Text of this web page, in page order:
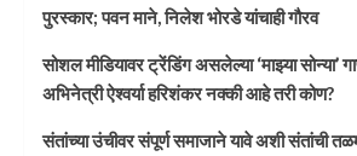
पुरस्कार; पवन माने, निलेश भोरडे यांचाही गौरव
सोशल मीडियावर ट्रेंडिंग असलेल्या ‘माझ्या सोन्या’
अभिनेत्री ऐश्वर्या हरिशंकर नक्की आहे तरी कोण?
संतांच्या उंचीवर संपूर्ण समाजाने यावे अशी संतांची